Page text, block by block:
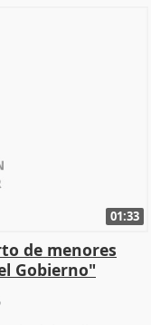
01:33
de menores
Gobierno"